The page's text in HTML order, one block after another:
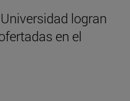
logran
en el